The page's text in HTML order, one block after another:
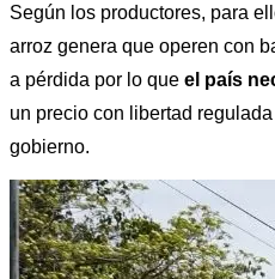
Según los productores, para
arroz genera que operen con
a pérdida por lo que el país
un precio con libertad
gobierno.